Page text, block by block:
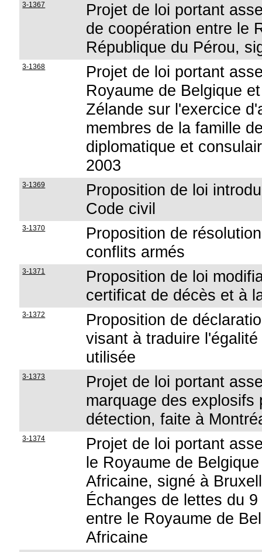
3-1367
Projet de loi portant
de coopération entre le
République du Pérou,
3-1368
Projet de loi portant
Royaume de Belgique
Zélande sur l'exercice
membres de la famille
diplomatique et
2003
3-1369
Proposition de loi
Code civil
3-1370
Proposition de
conflits armés
3-1371
Proposition de loi
certificat de décès et à
3-1372
Proposition de
visant à traduire
utilisée
3-1373
Projet de loi portant
marquage des
détection, faite à
3-1374
Projet de loi portant
le Royaume de
Africaine, signé à
Échanges de lettes du
entre le Royaume de
Africaine